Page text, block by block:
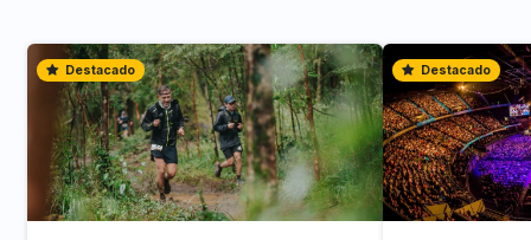
Destacado Destacado